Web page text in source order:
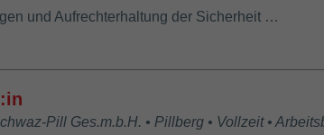
und Aufrechterhaltung der Sicherheit …
Pill Ges.m.b.H. • Pillberg • Vollzeit •